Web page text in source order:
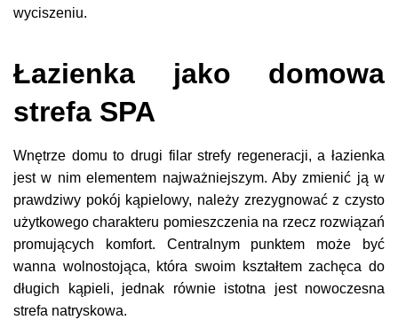
wyciszeniu.
Łazienka jako domowa
strefa SPA
Wnętrze domu to drugi filar strefy regeneracji, a łazienka
jest w nim elementem najważniejszym. Aby zmienić ją w
prawdziwy pokój kąpielowy, należy zrezygnować z czysto
użytkowego charakteru pomieszczenia na rzecz rozwiązań
promujących komfort. Centralnym punktem może być
wanna wolnostojąca, która swoim kształtem zachęca do
długich kąpieli, jednak równie istotna jest nowoczesna
strefa natryskowa.